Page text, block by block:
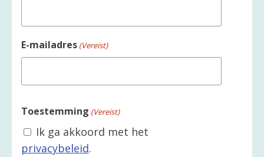
E-mailadres (Vereist)
Toestemming (Vereist)
Ik ga akkoord met het
privacybeleid.